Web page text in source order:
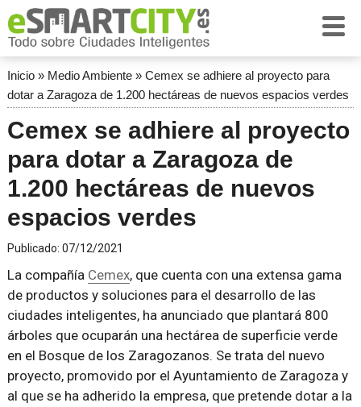
Inicio» Medio Ambiente» Cemex se adhiere al proyecto para
dotar a Zaragoza de 1.200 hectáreas de nuevos espacios verdes
Cemex se adhiere al proyecto
para dotar a Zaragoza de
1.200 hectáreas de nuevos
espacios verdes
Publicado: 07/12/2021
La compañía Cemex, que cuenta con una extensa gama
de productos y soluciones para el desarrollo de las
ciudades inteligentes, ha anunciado que plantará 800
árboles que ocuparán una hectárea de superficie verde
en el Bosque de los Zaragozanos. Se trata del nuevo
proyecto, promovido por el Ayuntamiento de Zaragoza y
al que se ha adherido la empresa, que pretende dotar a la